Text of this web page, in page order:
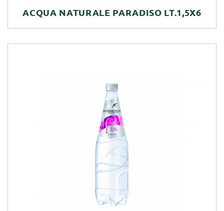
ACQUA NATURALE PARADISO LT.1,5X6